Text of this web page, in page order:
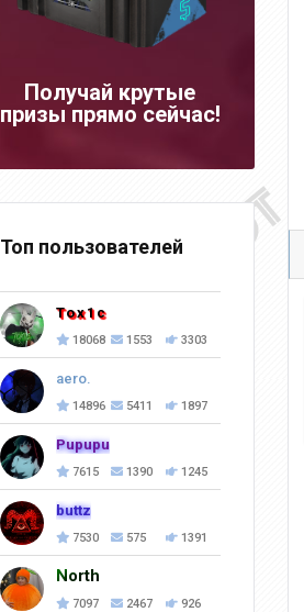
Получай крутые
призы прямо сейчас!
Топ пользователей
Tox1c
18068 1553 3303
aero.
14896 5411 1897
Pupupu
7615 1390 1245
buttz
7530 575 1391
North
7097 2467 926